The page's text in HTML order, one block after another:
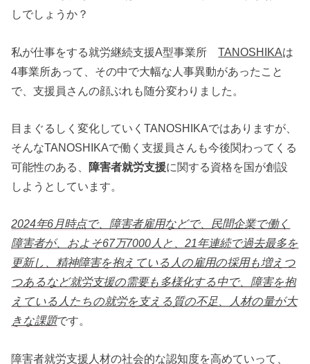
しでしょうか？
私が仕事をする就労継続支援A型事業所TANOSHIKAは
4事業所あって、その中で大幅な人事異動があったこと
で、支援員さんの顔ぶれも随分変わりました。
目まぐるしく変化していくTANOSHIKAではありますが、
そんなTANOSHIKAで働く支援員さんも今後関わってくる
可能性のある、 障害者就労支援に関する資格を国が創設
しようとしています。
2024年6月時点で、障害者雇用などで、民間企業で働く
障害者が、およそ67万7000人と、21年連続で過去最多を
更新し、精神障害を抱えている人の雇用の採用も増えつ
つあるなど就労支援の需要も多様化する中で、障害を抱
えている人たちの就労を支える質の不足、人材の量が大
きな課題です。
障害者就労支援人材の社会的な認知度を高めていって、